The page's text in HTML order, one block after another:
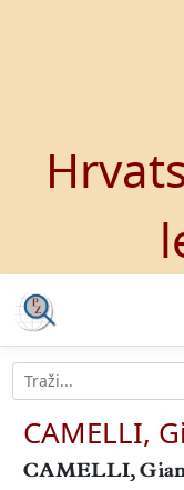
CAMELLI,
CAMELLI,